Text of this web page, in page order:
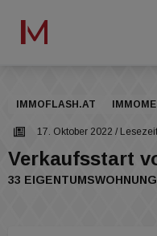
IMMOFLASH.AT
17. Oktober 2022 /
Verkaufsstart
33